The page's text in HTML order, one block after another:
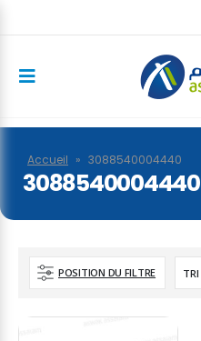
Accueil » 3088540004440
3088540004440
POSITION DU FILTRE